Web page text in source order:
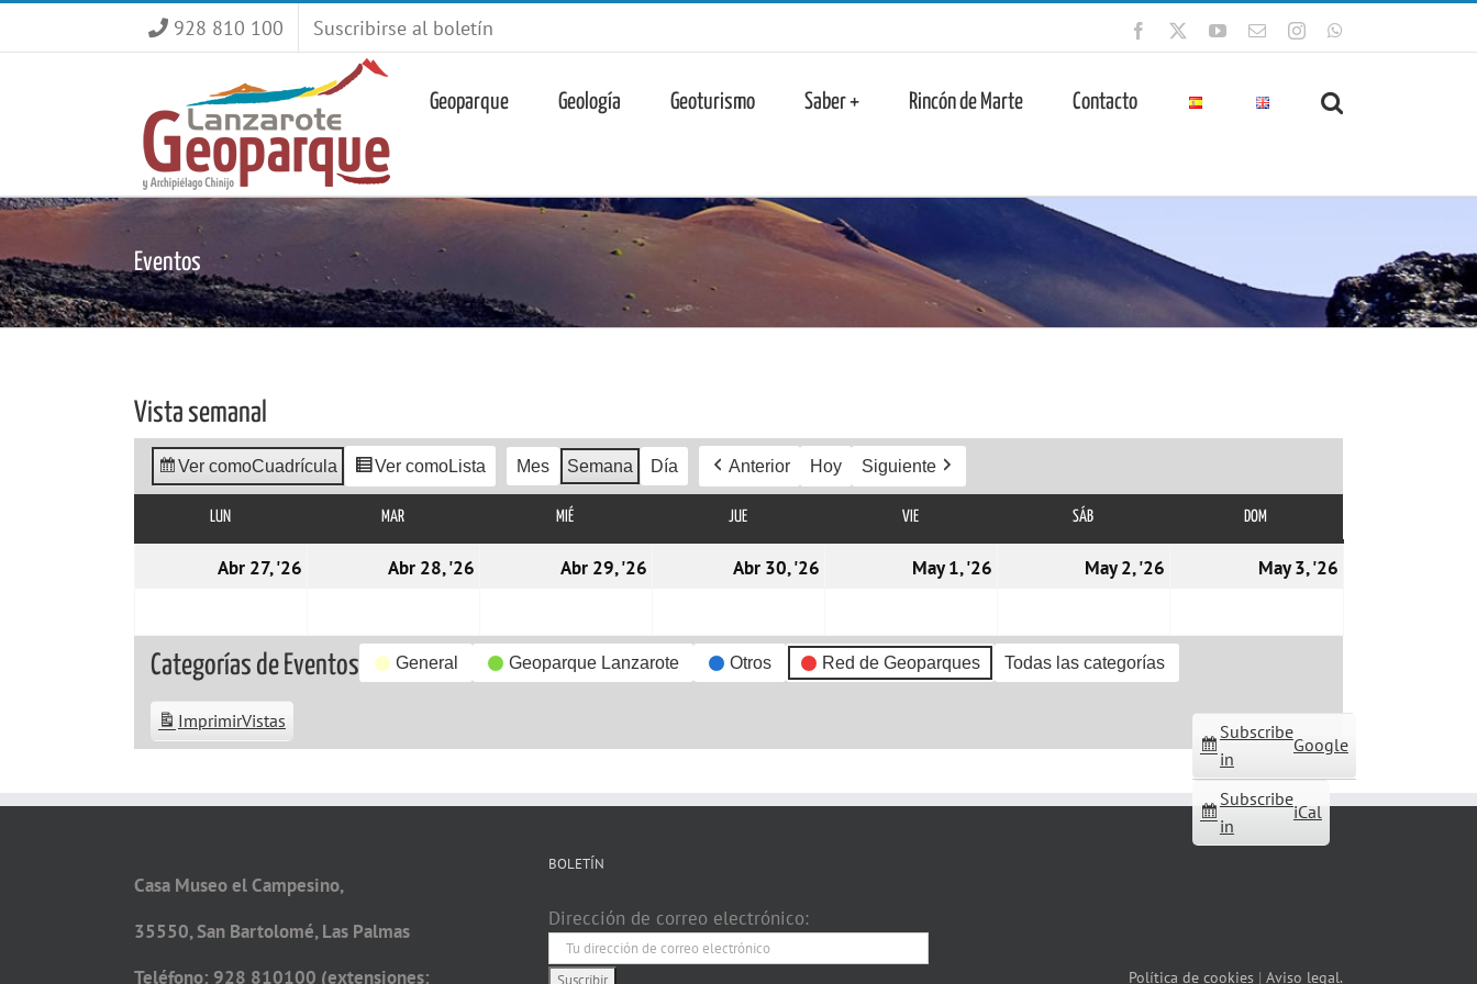
928 810 100 Suscribirse al boletín Facebook YouTube
CorreoInstagram
Geoparque Geología Geoturismo Saber + Rincón de Marte Contacto
Eventos
Vista semanal
Ver comoCuadrícula Ver comoLista Mes Semana Día Anterior Hoy Siguiente
LUNLUNES MARMARTES MIÉ JUEJUEVES VIEVIERNES SÁBSÁBADO DOM
Abr 27, '26 27/04/2026Abr 28, '26 28/04/2026Abr 29, '26 29/04/2026Abr 30, '26 30/04/2026May 1, '26 01/05/2026May 2, '26 02/05/2026May 3, '26
Categorías de Eventos General Geoparque Lanzarote Otros Red de Geoparques Todas las categorías
Subscribe
in
Google
Subscribe
in
iCal
ImprimirVistas
Casa Museo el Campesino,
35550, San Bartolomé, Las Palmas
Teléfono: 928 810100 (extensiones:
BOLETÍN
Dirección de correo electrónico:
Política de cookies | Aviso legal.